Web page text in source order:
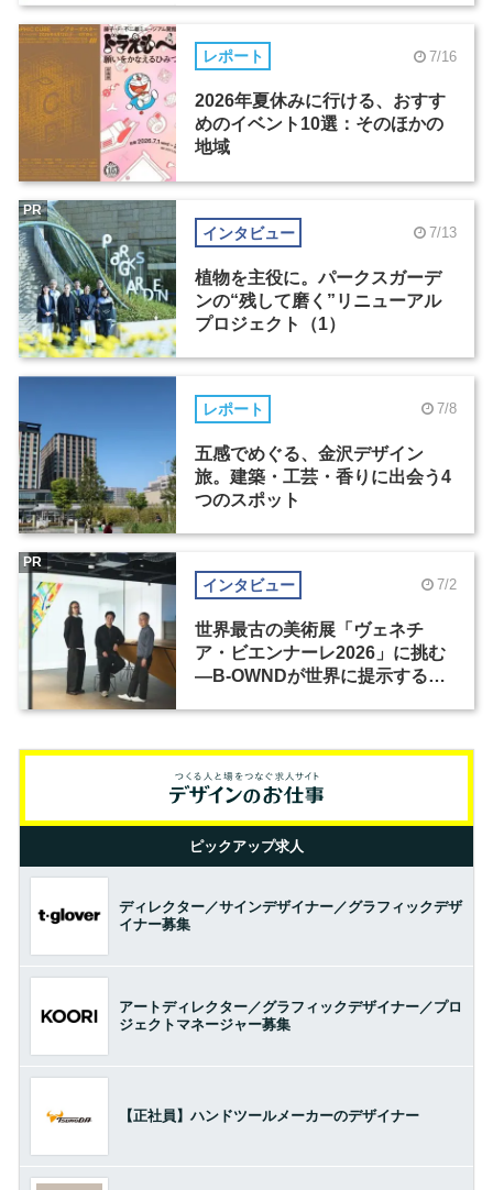
レポート 7/16
2026年夏休みに行ける、おすす
めのイベント10選：そのほかの
地域
インタビュー 7/13
植物を主役に。パークスガーデ
ンの“残して磨く”リニューアル
プロジェクト（1）
PR
レポート 7/8
五感でめぐる、金沢デザイン
旅。建築・工芸・香りに出会う4
つのスポット
インタビュー 7/2
世界最古の美術展「ヴェネチ
ア・ビエンナーレ2026」に挑む
―B-OWNDが世界に提示する美
PR
ピックアップ求人
ディレクター／サインデザイナー／グラフィックデザ
イナー募集
アートディレクター／グラフィックデザイナー／プロ
ジェクトマネージャー募集
【正社員】ハンドツールメーカーのデザイナー